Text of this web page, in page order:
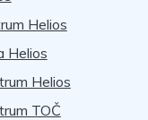
Helios
Helios
Helios
TOČ